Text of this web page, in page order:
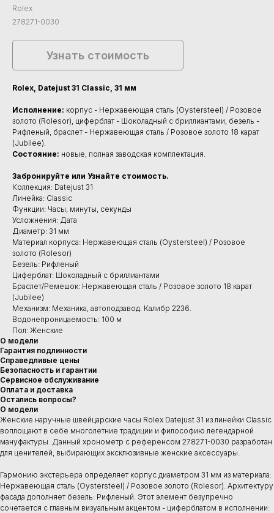
Rolex
278271-0030
Узнать стоимость
Rolex, Datejust 31 Classic, 31 мм
Исполнение: корпус - Нержавеющая сталь (Oystersteel) / Розовое
золото (Rolesor), циферблат - Шоколадный с бриллиантами, безель -
Рифленый, браслет - Нержавеющая сталь / Розовое золото 18 карат
(Jubilee).
Состояние: новые, полная заводская комплектация.
Забронируйте или Узнайте стоимость.
Коллекция: Datejust 31
Линейка: Classic
Функции: Часы, минуты, секунды
Усложнения: Дата
Диаметр: 31 мм
Материал корпуса: Нержавеющая сталь (Oystersteel) / Розовое
золото (Rolesor)
Безель: Рифленый
Циферблат: Шоколадный с бриллиантами
Браслет/Ремешок: Нержавеющая сталь / Розовое золото 18 карат
(Jubilee)
Механизм: Механика, автоподзавод. Калибр 2236.
Водонепроницаемость: 100 м
Пол: Женские
О модели
Гарантия подлинности
Справедливые цены
Безопасность и гарантии
Сервисное обслуживание
Оплата и доставка
Остались вопросы?
О модели
Женские наручные швейцарские часы Rolex Datejust 31 из линейки Classic
воплощают в себе многолетние традиции и философию легендарной
мануфактуры. Данный хронометр с референсом 278271-0030 разработан
для ценителей, выбирающих эксклюзивные женские аксессуары.
Гармонию экстерьера определяет корпус диаметром 31 мм из материала:
Нержавеющая сталь (Oystersteel) / Розовое золото (Rolesor). Архитектуру
фасада дополняет безель: Рифленый. Этот элемент безупречно
сочетается с главным визуальным акцентом - циферблатом в исполнении: